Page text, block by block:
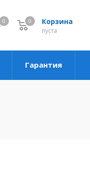
0 Корзина
пуста
0
Гарантия